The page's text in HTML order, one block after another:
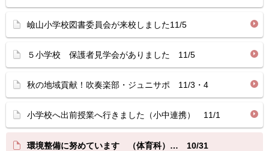
嶮山小学校図書委員会が来校しました11/5
５小学校 保護者見学会がありました 11/5
秋の地域貢献！吹奏楽部・ジュニサポ 11/3・4
小学校へ出前授業へ行きました（小中連携） 11/1
環境整備に努めています （体育科）… 10/31